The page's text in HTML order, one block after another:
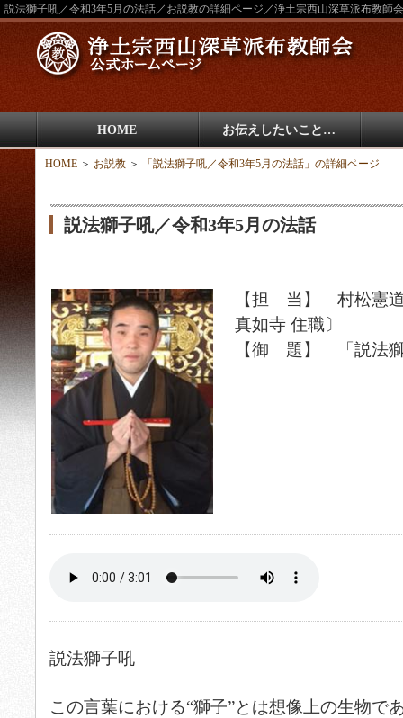
説法獅子吼／令和3年5月の法話／お説教の詳細ページ／浄土宗西山深草派布教師会
HOME お伝えしたいこと…
HOME ＞ お説教 ＞ 「説法獅子吼／令和3年5月の法話」の詳細ページ
説法獅子吼／令和3年5月の法話
【担 当】 村松憲
真如寺 住職〕
【御 題】 「説法
説法獅子吼
この言葉における“獅子”とは想像上の生物で